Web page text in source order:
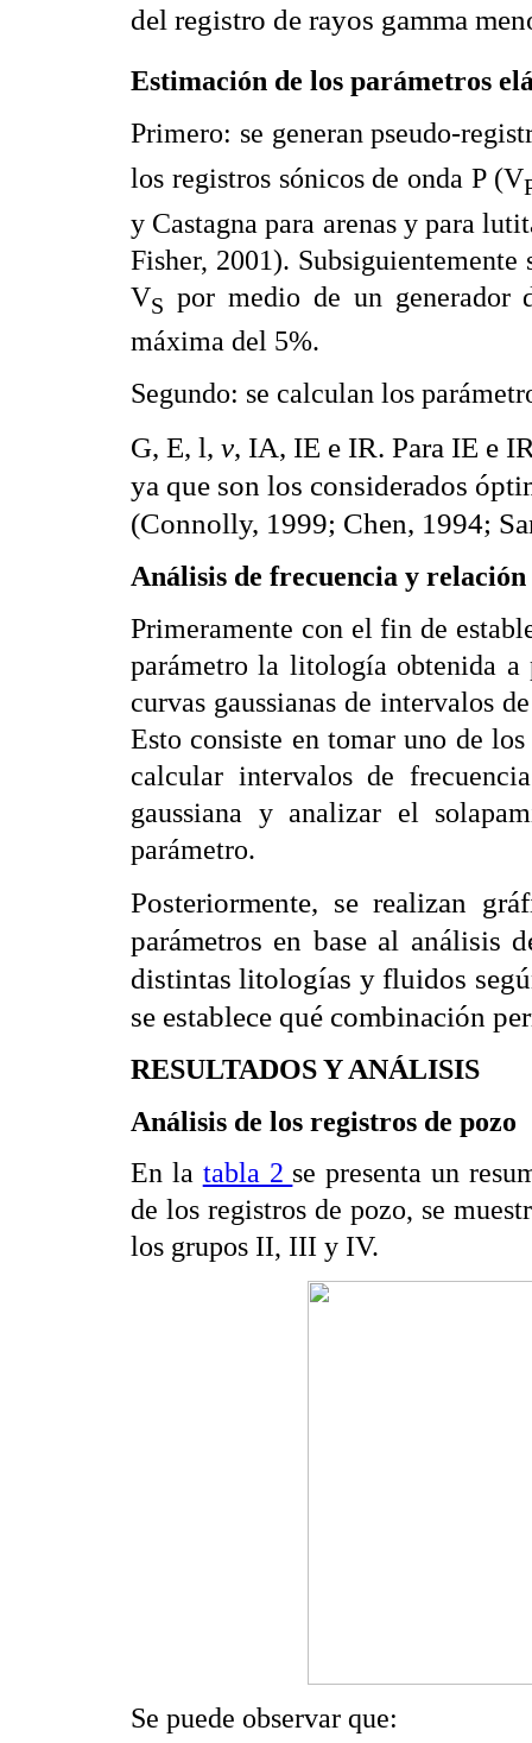
del registro de rayos gamma
Estimación de los parámetros
Primero: se generan pseudo-
los registros sónicos de onda P (V
y Castagna para arenas y para
Fisher, 2001).
VS por medio de un generador
máxima del 5%.
Segundo: se calculan los
G, E, l, v, IA, IE e IR. Para IE e
ya que son los considerados
(Connolly, 1999; Chen, 1994;
Análisis de frecuencia y
Primeramente con el fin de
parámetro la litología obtenida a
curvas gaussianas de intervalos
Esto consiste en tomar uno de
calcular intervalos de
gaussiana y analizar el
parámetro.
Posteriormente, se realizan
parámetros en base al análisis
distintas litologías y fluidos
se establece qué combinación
RESULTADOS Y ANÁLISIS
Análisis de los registros de pozo
En la tabla 2 se presenta un
de los registros de pozo, se
los grupos II, III y IV.
Se puede observar que: